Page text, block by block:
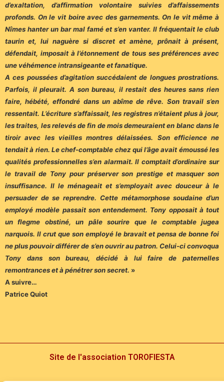
d’exaltation, d’affirmation volontaire suivies d’affaissements
profonds. On le vit boire avec des garnements. On le vit même à
Nîmes hanter un bar mal famé et s’en vanter. Il fréquentait le club
taurin et, lui naguère si discret et amène, prônait à présent,
défendait, imposait à l’étonnement de tous ses préférences avec
une véhémence intransigeante et fanatique.
A ces poussées d’agitation succédaient de longues prostrations.
Parfois, il pleurait. A son bureau, il restait des heures sans rien
faire, hébété, effondré dans un abîme de rêve. Son travail s’en
ressentait. L’écriture s’affaissait, les registres n’étaient plus à jour,
les traites, les relevés de fin de mois demeuraient en blanc dans le
tiroir avec les vieilles montres délaissées. Son efficience ne
tendait à rien. Le chef-comptable chez qui l’âge avait émoussé les
qualités professionnelles s’en alarmait. Il comptait d’ordinaire sur
le travail de Tony pour préserver son prestige et masquer son
insuffisance. Il le ménageait et s’employait avec douceur à le
persuader de se reprendre. Cette métamorphose soudaine d’un
employé modèle passait son entendement. Tony opposait à tout
un flegme obstiné, un pâle sourire que le comptable jugea
narquois. Il crut que son employé le bravait et pensa de bonne foi
ne plus pouvoir différer de s’en ouvrir au patron. Celui-ci convoqua
Tony dans son bureau, décidé à lui faire de paternelles
remontrances et à pénétrer son secret. »
A suivre…
Patrice Quiot
Site de l'association TOROFIESTA